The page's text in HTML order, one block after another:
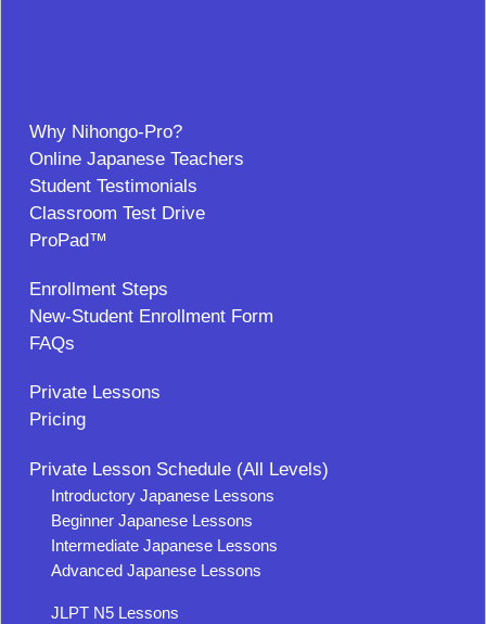
Why Nihongo-Pro?
Online Japanese Teachers
Student Testimonials
Classroom Test Drive
ProPad™
Enrollment Steps
New-Student Enrollment Form
FAQs
Private Lessons
Pricing
Private Lesson Schedule (All Levels)
Introductory Japanese Lessons
Beginner Japanese Lessons
Intermediate Japanese Lessons
Advanced Japanese Lessons
JLPT N5 Lessons